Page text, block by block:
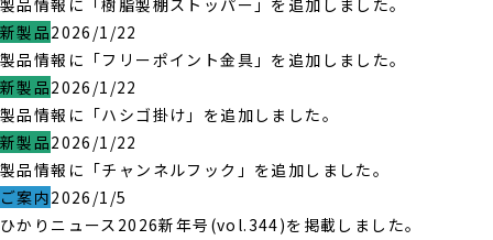
製品情報に「樹脂製棚ストッパー」を追加しました。
新製品2026/1/22
製品情報に「フリーポイント金具」を追加しました。
新製品2026/1/22
製品情報に「ハシゴ掛け」を追加しました。
新製品2026/1/22
製品情報に「チャンネルフック」を追加しました。
ご案内2026/1/5
ひかりニュース2026新年号(vol.344)を掲載しました。